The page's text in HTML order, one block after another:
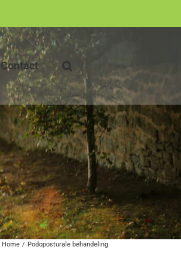
Contact
Home Podoposturale behandeling